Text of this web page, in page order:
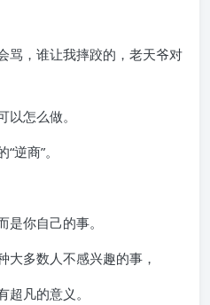
骂，谁让我摔跤的，老天爷对
怎么做。
逆商”。
你自己的事。
大多数人不感兴趣的事，
凡的意义。